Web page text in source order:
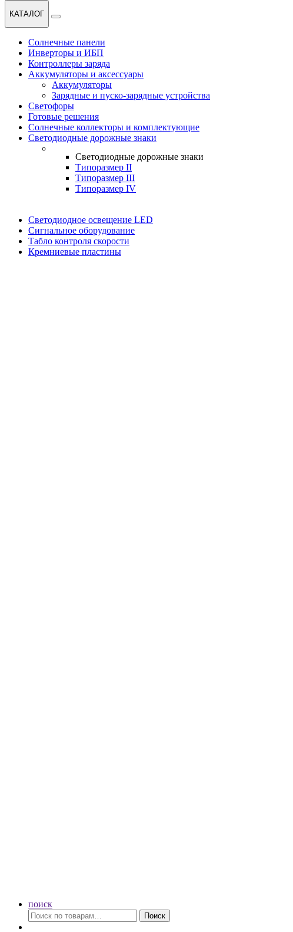
КАТАЛОГ
Солнечные панели
Инверторы и ИБП
Контроллеры заряда
Аккумуляторы и аксессуары
Аккумуляторы
Зарядные и пуско-зарядные устройства
Светофоры
Готовые решения
Солнечные коллекторы и комплектующие
Светодиодные дорожные знаки
Светодиодные дорожные знаки
Типоразмер II
Типоразмер III
Типоразмер IV
Светодиодное освещение LED
Сигнальное оборудование
Табло контроля скорости
Кремниевые пластины
поиск
Искать:
Поиск